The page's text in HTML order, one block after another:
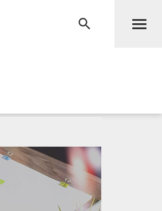
RECHERCHE